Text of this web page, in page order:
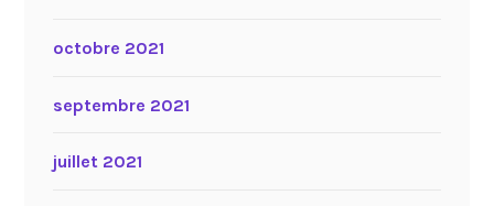
octobre 2021
septembre 2021
juillet 2021